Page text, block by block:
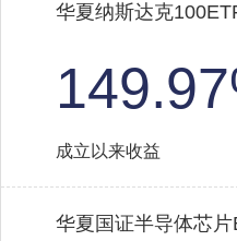
华夏纳斯达克
成立以来收益
华夏国证半导体芯片